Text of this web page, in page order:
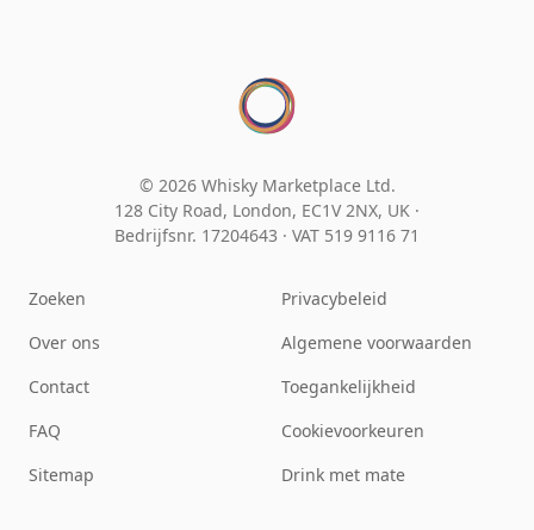
© 2026 Whisky Marketplace Ltd.
128 City Road, London, EC1V 2NX, UK ·
Bedrijfsnr. 17204643 · VAT 519 9116 71
Zoeken
Over ons
Contact
FAQ
Sitemap
Privacybeleid
Algemene voorwaarden
Toegankelijkheid
Cookievoorkeuren
Drink met mate